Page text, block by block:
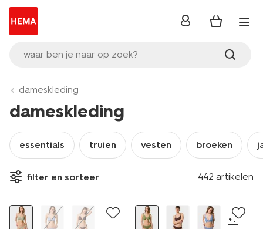
waar ben je naar op zoek?
inloggen
dameskleding
dameskleding
essentials truien vesten broeken
filter en sorteer 442 artikelen
korting
+7